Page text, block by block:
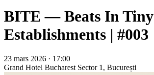
BITE — Beats In Tiny
Establishments | #003
23 mars 2026 · 17:00
Grand Hotel Bucharest Sector 1, București